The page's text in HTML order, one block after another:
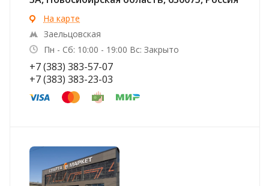
На карте
Заельцовская
Пн - Сб: 10:00 - 19:00 Вс: Закрыто
+7 (383) 383-57-07
+7 (383) 383-23-03